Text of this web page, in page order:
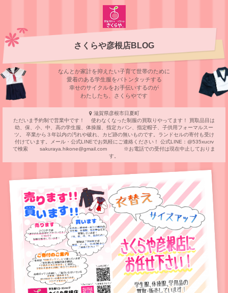
さくらや彦根店BLOG
なんとか家計を抑えたい子育て世帯のために
愛着のある学⽣服をバトンタッチする
幸せのサイクルをお⼿伝いするのが
わたしたち、さくらやです
滋賀県彦根市日夏町
ただいま予約制で営業中です！ 使わなくなった制服の買取りやってます！ 買取品目は
幼、保、小、中、高の学生服、体操服、指定カバン、指定帽子、子供用フォーマルスー
ツ。 卒業から３年以内の汚れや破れ、カビ跡の無いものです。ランドセルの寄付も受け
付けています。メール・公式LINEでお気軽にご連絡ください！ 公式LINE：@535xucrv
で検索 sakuraya.hikone@gmail.com ※お電話での受付は現在中止しておりま
す。